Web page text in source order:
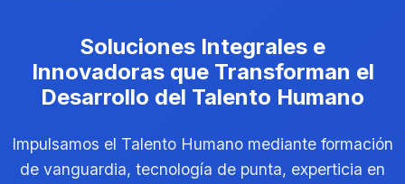
Soluciones Integrales e
Innovadoras que Transforman el
Desarrollo del Talento Humano
Impulsamos el Talento Humano mediante formación
de vanguardia, tecnología de punta, experticia en